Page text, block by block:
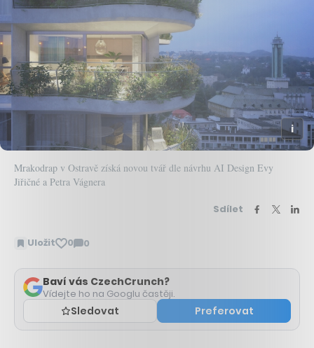
Mrakodrap v Ostravě získá novou tvář dle návrhu AI Design Evy
Jiřičné a Petra Vágnera
Sdílet
Uložit 0 0
Zobrazit
Baví vás CzechCrunch?
Vídejte ho na Googlu častěji.
Sledovat Preferovat